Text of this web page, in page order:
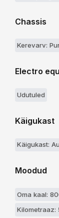
Chassis
Kerevarv:
Electro
Udutuled
Käigukast
Käigukast:
Moodud
Oma kaal:
Kilometraaz: